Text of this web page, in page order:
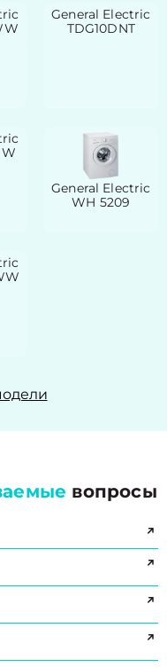
General Electric
TDG10DNT
General Electric
WH 5209
вопросы